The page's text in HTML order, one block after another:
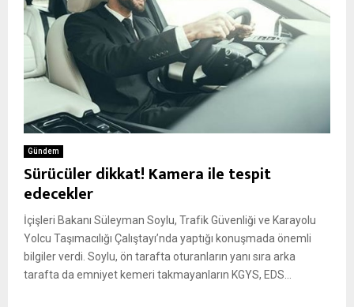
Gündem
Sürücüler dikkat! Kamera ile tespit
edecekler
İçişleri Bakanı Süleyman Soylu, Trafik Güvenliği ve Karayolu
Yolcu Taşımacılığı Çalıştayı’nda yaptığı konuşmada önemli
bilgiler verdi. Soylu, ön tarafta oturanların yanı sıra arka
tarafta da emniyet kemeri takmayanların KGYS, EDS...